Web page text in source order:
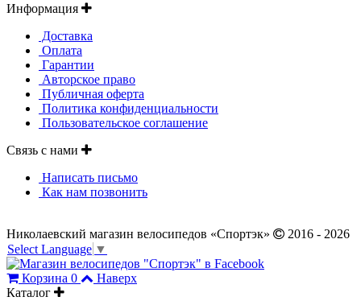
Информация
Доставка
Оплата
Гарантии
Авторское право
Публичная оферта
Политика конфиденциальности
Пользовательское соглашение
Связь с нами
Написать письмо
Как нам позвонить
Николаевский магазин велосипедов «Спортэк»
2016 - 2026
Select Language ▼
Корзина 0
Наверх
Каталог